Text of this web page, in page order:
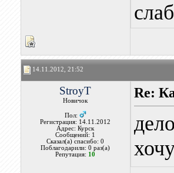
14.11.2012, 21:52
StroyT
Новичок
Пол:
Регистрация: 14.11.2012
Адрес: Курск
Сообщений: 1
Сказал(а) спасибо: 0
Поблагодарили: 0 раз(а)
Репутация: 10
Re: